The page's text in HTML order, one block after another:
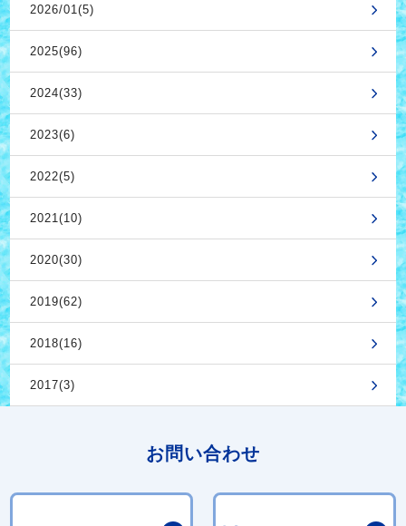
2026/01(5)
2025(96)
2024(33)
2023(6)
2022(5)
2021(10)
2020(30)
2019(62)
2018(16)
2017(3)
お問い合わせ